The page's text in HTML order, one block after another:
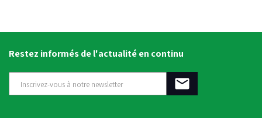
Restez informés de l'actualité en continu